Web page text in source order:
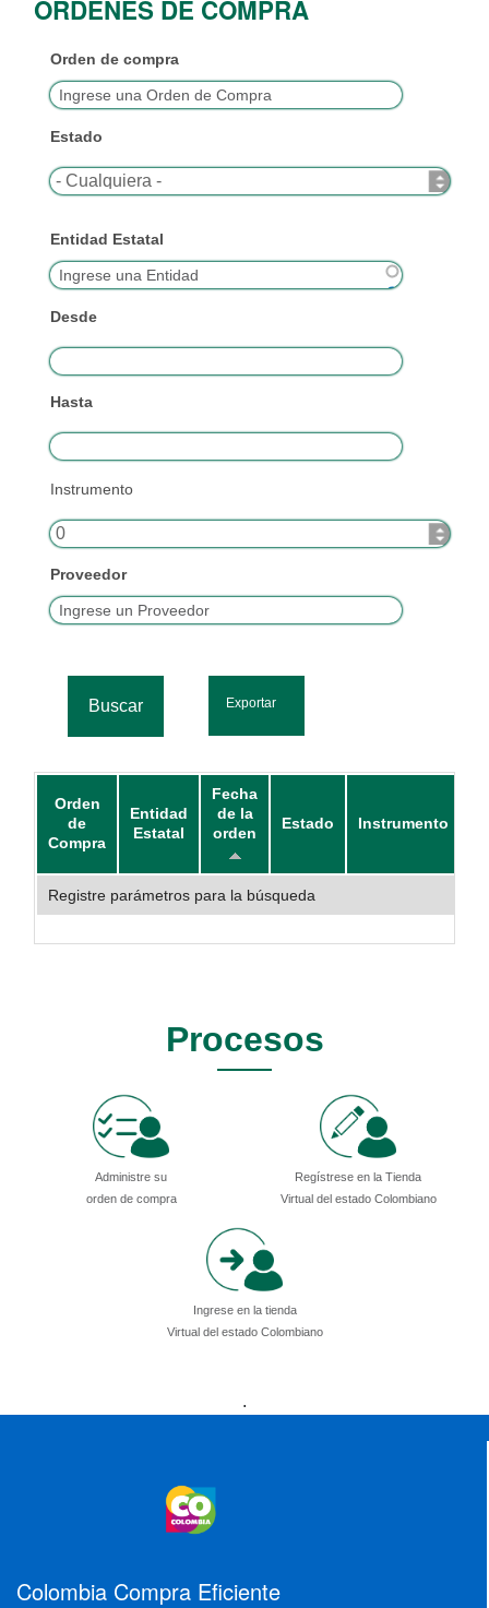
ORDENES DE COMPRA
Orden de compra
Estado
Entidad Estatal
Desde
Hasta
Instrumento
Proveedor
Exportar
Orden
de
Compra
Entidad
Estatal
Fecha
de la
orden
Estado Instrumento
Registre parámetros para la búsqueda
Procesos
Administre su
orden de compra
Regístrese en la Tienda
Virtual del estado Colombiano
Ingrese en la tienda
Virtual del estado Colombiano
MinRelaciones
MinHacienda
.
Colombia Compra Eficiente